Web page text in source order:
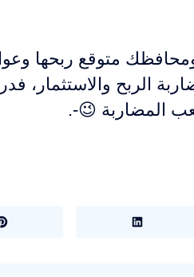
متوقع ربحها
الربح
المضاربة 😉-.